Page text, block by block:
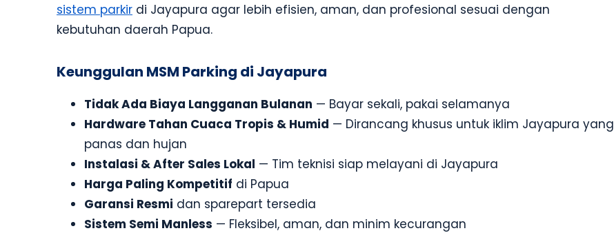
sistem parkir di Jayapura agar lebih efisien, aman, dan profesional sesuai dengan
kebutuhan daerah Papua.
Keunggulan MSM Parking di Jayapura
Tidak Ada Biaya Langganan Bulanan — Bayar sekali, pakai selamanya
Hardware Tahan Cuaca Tropis & Humid — Dirancang khusus untuk iklim Jayapura yang
panas dan hujan
Instalasi & After Sales Lokal — Tim teknisi siap melayani di Jayapura
Harga Paling Kompetitif di Papua
Garansi Resmi dan sparepart tersedia
Sistem Semi Manless — Fleksibel, aman, dan minim kecurangan